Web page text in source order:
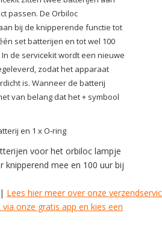
passen. De Orbiloc
bij de knipperende functie tot
set batterijen en tot wel 100
de servicekit wordt een nieuwe
zodat het apparaat
is. Wanneer de batterij
van belang dat het + symbool
en 1 x O-ring
voor het orbiloc lampje
knipperend mee en 100 uur bij
Lees hier meer over onze
onze gratis app en kies een